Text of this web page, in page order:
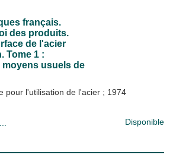
français.
des produits.
de l'acier
Tome 1 :
usuels de
pour l'utilisation de l'acier ; 1974
Disponible